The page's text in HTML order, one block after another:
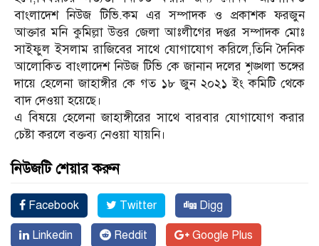
বাংলাদেশ নিউজ টিভি.কম এর সম্পাদক ও প্রকাশক ফরজুন
আক্তার মনি কুমিল্লা উত্তর জেলা আঃলীগের দপ্তর সম্পাদক মোঃ
সাইফুল ইসলাম রাজিবের সাথে যোগাযোগ করিলে,তিনি দৈনিক
আলোকিত বাংলাদেশ নিউজ টিভি কে জানান দলের শৃঙ্খলা ভঙ্গের
দায়ে হেলেনা জাহাঙ্গীর কে গত ১৮ জুন ২০২১ ইং কমিটি থেকে
বাদ দেওয়া হয়েছে।
এ বিষয়ে হেলেনা জাহাঙ্গীরের সাথে বারবার যোগাযোগ করার
চেষ্টা করলে বক্তব্য নেওয়া যায়নি।
নিউজটি শেয়ার করুন
Facebook Twitter Digg
Linkedin Reddit Google Plus